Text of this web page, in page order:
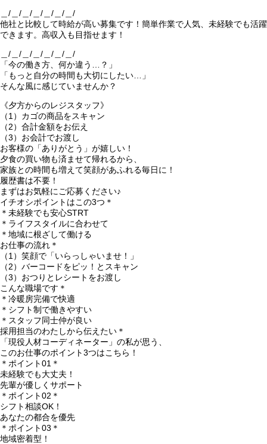
＿/＿/＿/＿/＿/＿/＿/
他社と比較して時給が高い募集です！簡単作業で人気、未経験でも活躍
できます。高収入も目指せます！
＿/＿/＿/＿/＿/＿/＿/
「今の働き方、何か違う…？」
「もっと自分の時間も大切にしたい…」
そんな風に感じていませんか？
《夕方からのレジスタッフ》
（1）カゴの商品をスキャン
（2）合計金額をお伝え
（3）お会計でお渡し
お客様の「ありがとう」が嬉しい！
夕食の買い物も済ませて帰れるから、
家族との時間も増えて笑顔があふれる毎日に！
履歴書は不要！
まずはお気軽にご応募ください♪
イチオシポイントはこの3つ＊
＊未経験でも安心STRT
＊ライフスタイルに合わせて
＊地域に根ざして働ける
お仕事の流れ＊
（1）笑顔で「いらっしゃいませ！」
（2）バーコードをピッ！とスキャン
（3）おつりとレシートをお渡し
こんな職場です＊
＊冷暖房完備で快適
＊シフト制で働きやすい
＊スタッフ同士仲が良い
採用担当のわたしから伝えたい＊
「現役人材コーディネーター」の私が思う、
このお仕事のポイント3つはこちら！
＊ポイント01＊
未経験でも大丈夫！
先輩が優しくサポート
＊ポイント02＊
シフト相談OK！
あなたの都合を優先
＊ポイント03＊
地域密着型！